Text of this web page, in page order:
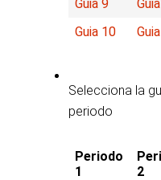
Guia 9
Guia 10
Selecciona la
periodo
Periodo
1
2